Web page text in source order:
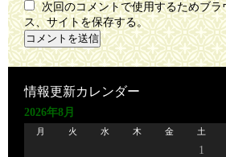
次回のコメントで使用するためブ
ス、サイトを保存する。
情報更新カレンダー
2026年8月
月 火 水 木 金 土
1